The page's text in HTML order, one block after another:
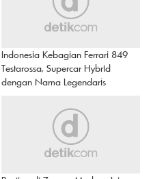
Indonesia Kebagian Ferrari 849
Testarossa, Supercar Hybrid
dengan Nama Legendaris